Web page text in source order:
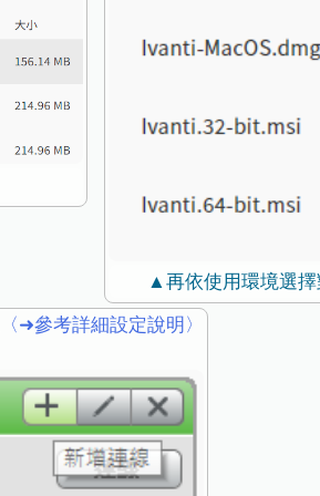
▲再依使用環境選
〈➜參考詳細設定說明〉